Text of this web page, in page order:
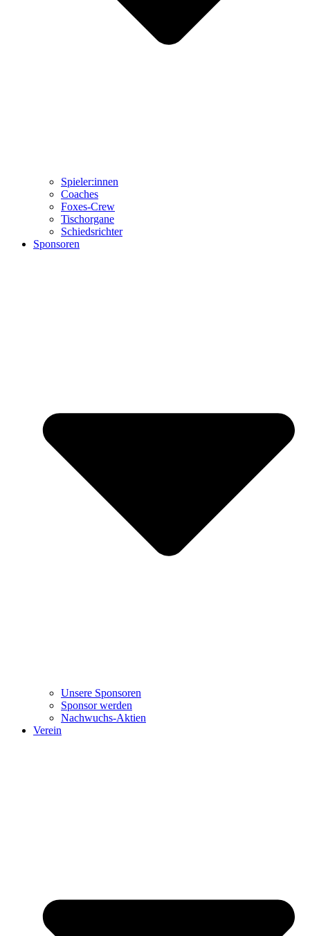
Spieler:innen
Coaches
Foxes-Crew
Tischorgane
Schiedsrichter
Sponsoren
Unsere Sponsoren
Sponsor werden
Nachwuchs-Aktien
Verein